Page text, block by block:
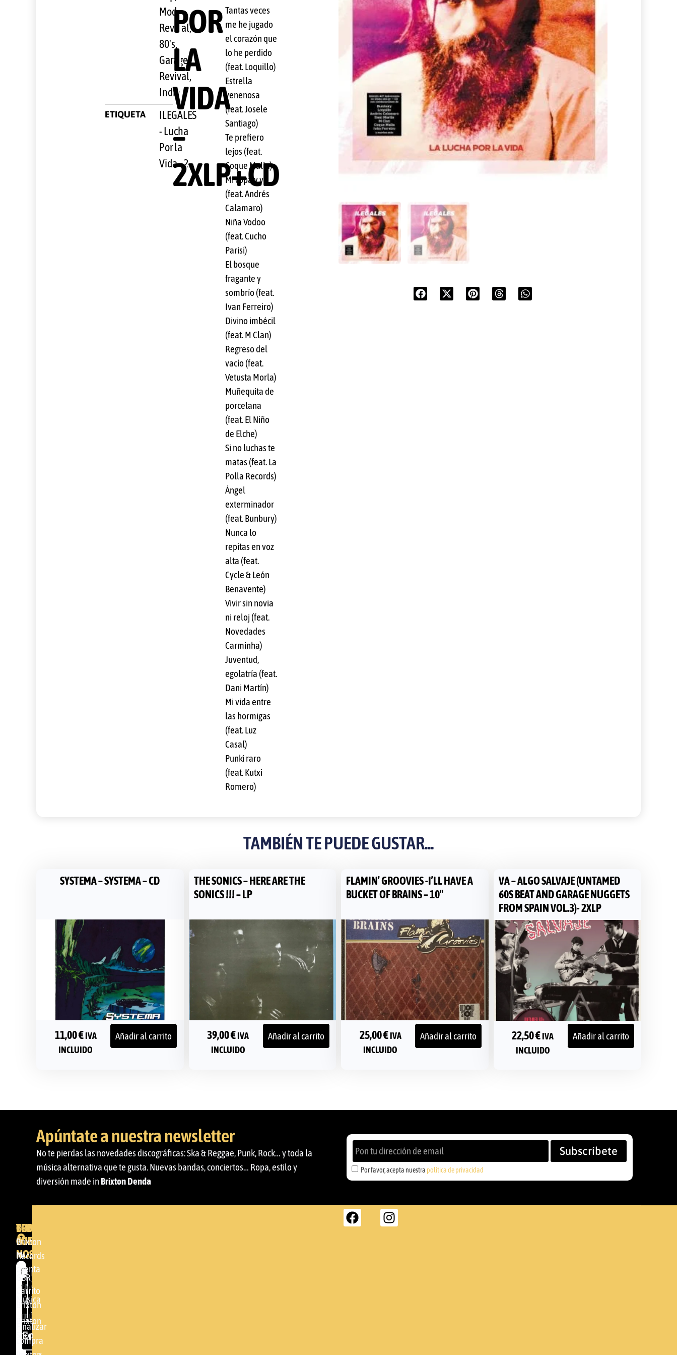
Mod
Revival,
80's,
Garage
Revival,
Indie
ETIQUETA
ILEGALES
- Lucha
Por la
Vida - 2
POR
LA
VIDA
–
2XLP+CD
Tantas veces
me he jugado
el corazón que
lo he perdido
(feat. Loquillo)
Estrella
venenosa
(feat. Josele
Santiago)
Te prefiero
lejos (feat.
Coque Malla)
Mi copa y yo
(feat. Andrés
Calamaro)
Niña Vodoo
(feat. Cucho
Parisi)
El bosque
fragante y
sombrío (feat.
Ivan Ferreiro)
Divino imbécil
(feat. M Clan)
Regreso del
vacío (feat.
Vetusta Morla)
Muñequita de
porcelana
(feat. El Niño
de Elche)
Si no luchas te
matas (feat. La
Polla Records)
Ángel
exterminador
(feat. Bunbury)
Nunca lo
repitas en voz
alta (feat.
Cycle & León
Benavente)
Vivir sin novia
ni reloj (feat.
Novedades
Carminha)
Juventud,
egolatría (feat.
Dani Martín)
Mi vida entre
las hormigas
(feat. Luz
Casal)
Punki raro
(feat. Kutxi
Romero)
TAMBIÉN TE PUEDE GUSTAR...
SYSTEMA – SYSTEMA – CD
11,00€ IVA
INCLUIDO
Añadir al carrito
THE SONICS – HERE ARE THE
SONICS !!! – LP
39,00€ IVA
INCLUIDO
Añadir al carrito
FLAMIN’ GROOVIES -I’LL HAVE A
BUCKET OF BRAINS – 10″
25,00€ IVA
INCLUIDO
Añadir al carrito
VA – ALGO SALVAJE (UNTAMED
60S BEAT AND GARAGE NUGGETS
FROM SPAIN VOL.3)- 2XLP
22,50€IVA
INCLUIDO
Añadir al carrito
Apúntate a nuestra newsletter
No te pierdas las novedades discográficas: Ska & Reggae, Punk, Rock… y toda la
música alternativa que te gusta. Nuevas bandas, conciertos… Ropa, estilo y
diversión made in Brixton Denda
Por favor, acepta nuestra política de privacidad
Subscríbete
BRIXTON
DENDA -
SHOP
Somera
24
48005 -
BILBAO
(+34)
BRIXTON
Brixton
Records
GBR
Música
Brixton
Shop
TU
CUENTA
Mi
cuenta
Carrito
Brixton
Finalizar
compra
CONTACTA
CON
NOSOTROS
Por
favor,
acepta
nuestra
política de
privacidad
Enviar